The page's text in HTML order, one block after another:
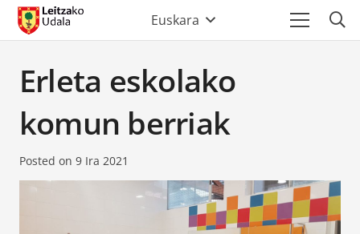
Euskara
Erleta eskolako
komun berriak
Posted on 9 Ira 2021